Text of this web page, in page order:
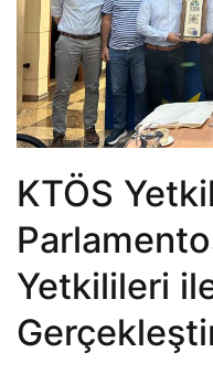
KTÖS
Yetkilileri